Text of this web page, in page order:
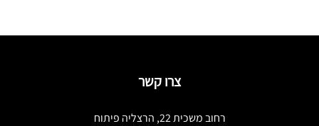
צרו קשר
רחוב משכית 22, הרצליה פיתוח